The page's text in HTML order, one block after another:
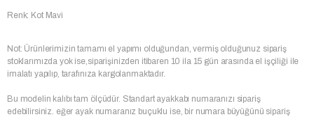
Renk: Kot Mavi
Not: Ürünlerimizin tamamı el yapımı olduğundan, vermiş olduğunuz sipariş
stoklarımızda yok ise,siparişinizden itibaren 10 ila 15 gün arasında el işçiliği ile
imalatı yapılıp, tarafınıza kargolanmaktadır.
Bu modelin kalıbı tam ölçüdür. Standart ayakkabı numaranızı sipariş
edebilirsiniz. eğer ayak numaranız buçuklu ise, bir numara büyüğünü sipariş